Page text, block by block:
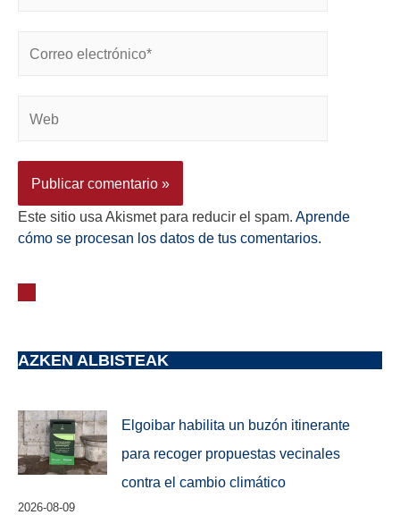
Este sitio usa Akismet para reducir el spam. Aprende
cómo se procesan los datos de tus comentarios.
AZKEN ALBISTEAK
Elgoibar habilita un buzón itinerante
para recoger propuestas vecinales
contra el cambio climático
2026-08-09